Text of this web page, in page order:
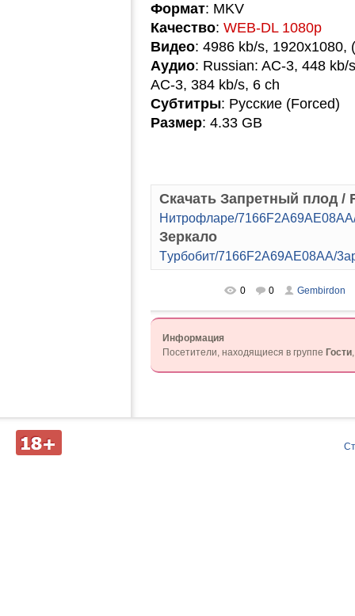
Формат: MKV
Качество: WEB-DL 1080p
Видео: 4986 kb/s, 1920x1080,
Аудио: Russian: AC-3, 448
AC-3, 384 kb/s, 6 ch
Субтитры: Русские (Forced)
Размер: 4.33 GB
Скачать Запретный плод /
Hитpoфлape/
Зеркало
Tуpбoбит/7166F2A69AE08AA/
0 0 Gembirdon
Информация
Посетители, находящиеся в группе Гости